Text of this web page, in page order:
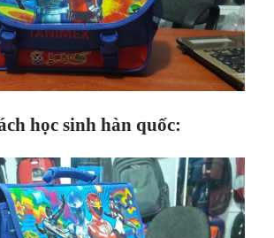
học sinh hàn quốc: